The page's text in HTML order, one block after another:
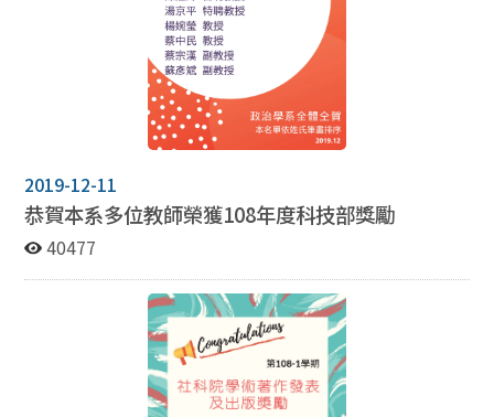
2019-12-11
恭賀本系多位教師榮獲108年度科技部獎勵
40477